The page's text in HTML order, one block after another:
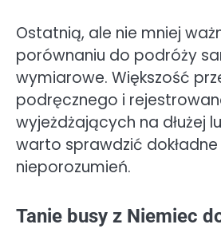
Ostatnią, ale nie mniej
porównaniu do podróży
wymiarowe. Większość
podręcznego i
wyjeżdżających na dłużej
warto sprawdzić
nieporozumień.
Tanie busy z Niemiec